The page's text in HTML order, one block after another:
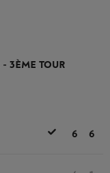
- 3ÈME TOUR
6 6